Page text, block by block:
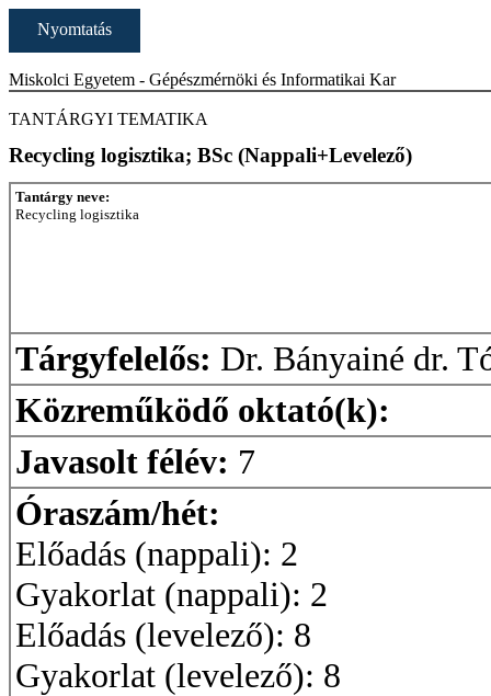
Nyomtatás
Miskolci Egyetem - Gépészmérnöki és Informatikai Kar
TANTÁRGYI TEMATIKA
Recycling logisztika; BSc (Nappali+Levelező)
Tantárgy neve:
Recycling logisztika
Tárgyfelelős: Dr. Bányainé dr.
Közreműködő oktató(k):
Javasolt félév: 7
Óraszám/hét:
Előadás (nappali): 2
Gyakorlat (nappali): 2
Előadás (levelező): 8
Gyakorlat (levelező): 8